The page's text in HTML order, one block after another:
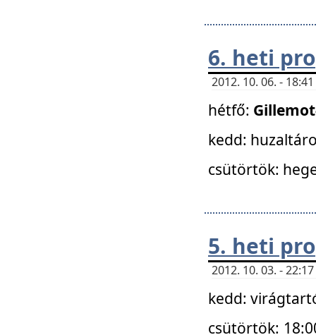
6. heti
2012. 10. 06. -
hétfő:
kedd:
csütörtök:
5. heti
2012. 10. 03. -
kedd:
csütörtök: